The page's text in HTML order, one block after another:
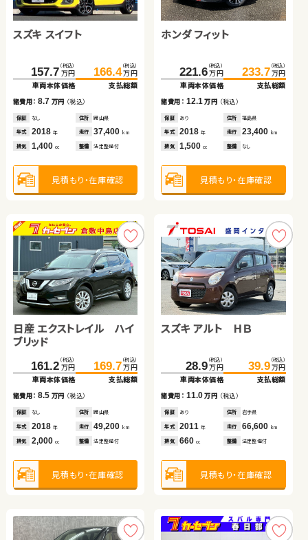
スズキ スイフト
157.7 （税込）
万円
車両本体価格
166.4（税込）
万円
支払総額
諸費用：8.7 万円 （税込）
保証 なし 住所 岡山県
年式 2018 年 走行 37,400 km
排気 1,400 cc 整備 法定整備付
見積もり・在庫確認
ホンダ フィット
221.6 （税込）
万円
車両本体価格
233.7 （税込）
万円
支払総額
諸費用： 12.1 万円 （税込）
保証 あり 住所 福島県
年式 2018年 走行 23,400 km
排気 1,500cc 整備 なし
見積もり・在庫確認
日産 エクストレイル ハイ
ブリッド
161.2 （税込）
万円
車両本体価格
169.7 （税込）
万円
支払総額
諸費用：8.5 万円 （税込）
保証 なし 住所 岡山県
年式 2018 年 走行 49,200 km
排気 2,000 cc 整備 法定整備付
見積もり・在庫確認
スズキ アルト ＨＢ
28.9 （税込）
万円
車両本体価格
39.9 （税込）
万円
支払総額
諸費用： 11.0万円 （税込）
保証 あり 住所 岩手県
年式 2011年 走行 66,600 km
排気 660cc 整備 法定整備付
見積もり・在庫確認
トヨタ アルファード ハイ
435.9 （税込）
万円
車両本体価格
448.8（税込）
万円
支払総額
諸費用：12.9万円（税込）
保証 あり 住所 北海道
年式 2022 年 走行 54,000 km
排気 2,500 cc 整備 法定整備付
見積もり・在庫確認
ダイハツ タント
119.9万円
車両本体価格
諸費用：7.9 万円 （税込）
保証 あり 住所 宮城県
排気 660 整備 法定整備付
ホンダ Ｎ ＢＯＸ
174.8万円
車両本体価格
諸費用：8.4 万円 （税込）
保証 あり 住所 群馬県
排気 660 整備 なし
スズキ ジムニー
94.8万円
車両本体価格
諸費用：9.9 万円 （税込）
保証 あり 住所 埼玉県
排気 660 整備 法定整備付
ス
127.4（税込）
万円
諸費用：8.1 万円（税込）
あり 埼玉県
年式 2018年 走行
排気 660 整備 法定整備付
見積もり・在庫確認
89.7（税込）
万円
諸費用：10.4万円（税込）
なし
年式 2011 年 走行
排気 1,800 整備 法定整備付
見積もり・在庫確認
トヨタ ヴォクシー ハイブ
リッド
482.3（税込）
万円
車両本体価格
493.1（税込）
万円
諸費用：10.8万円（税込）
あり 茨城県
年式 2025年 走行
排気 1,800 整備 なし
見積もり・在庫確認
スズキ アルト ＨＢ
89.4（税込）
万円
94.1
諸費用：4.7 万円（税込）
あり
年式 2020年 走行
排気 660 整備 法定整備付
見積もり・在庫確認